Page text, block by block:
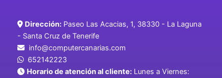
Dirección: Paseo Las Acacias, 1, 38330 - La Laguna
- Santa Cruz de Tenerife
info@computercanarias.com
652142223
Horario de atención al cliente: Lunes a Viernes: